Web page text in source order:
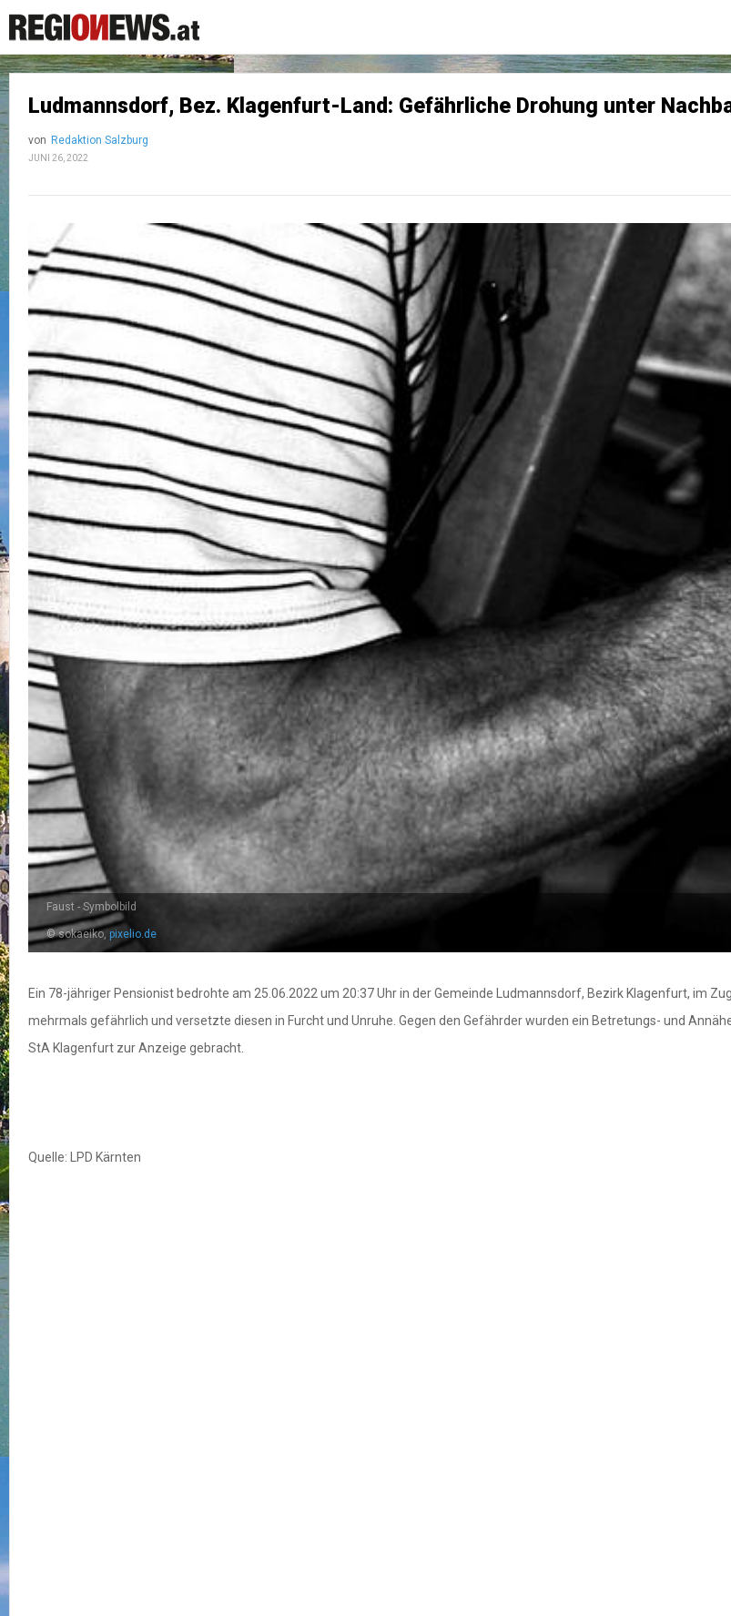
Ludmannsdorf, Bez. Klagenfurt-Land: Gefährliche Drohung unter
von Redaktion Salzburg
JUNI 26, 2022
Faust - Symbolbild
© sokaeiko, pixelio.de
Ein 78-jähriger Pensionist bedrohte am 25.06.2022 um 20:37 Uhr in der Gemeinde Ludmannsdorf, Bezirk Klagenfurt, im
mehrmals gefährlich und versetzte diesen in Furcht und Unruhe. Gegen den Gefährder wurden ein Betretungs- und
StA Klagenfurt zur Anzeige gebracht.
Quelle: LPD Kärnten